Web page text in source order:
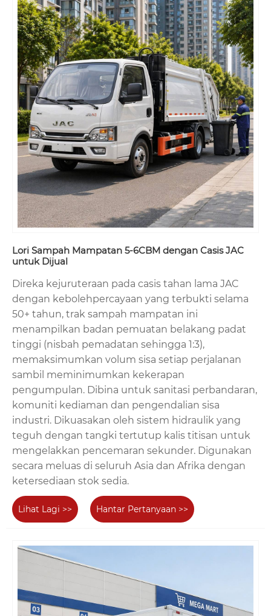
Lori Sampah Mampatan 5-6CBM dengan Casis JAC
untuk Dijual
Direka kejuruteraan pada casis tahan lama JAC
dengan kebolehpercayaan yang terbukti selama
50+ tahun, trak sampah mampatan ini
menampilkan badan pemuatan belakang padat
tinggi (nisbah pemadatan sehingga 1:3),
memaksimumkan volum sisa setiap perjalanan
sambil meminimumkan kekerapan
pengumpulan. Dibina untuk sanitasi perbandaran,
komuniti kediaman dan pengendalian sisa
industri. Dikuasakan oleh sistem hidraulik yang
teguh dengan tangki tertutup kalis titisan untuk
mengelakkan pencemaran sekunder. Digunakan
secara meluas di seluruh Asia dan Afrika dengan
ketersediaan stok sedia.
Lihat Lagi >> Hantar Pertanyaan >>